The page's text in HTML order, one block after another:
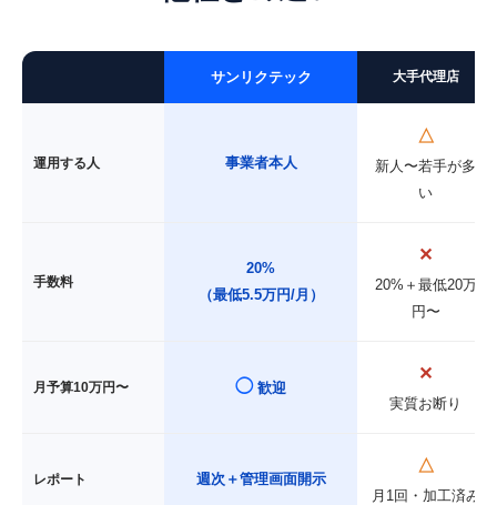
サンリクテック 大手代理店
運用する人 事業者本人
△
新人〜若手が多
い
手数料
20%
（最低5.5万円/月）
✕
20%＋最低20万
円〜
月予算10万円〜 ◯歓迎
✕
実質お断り
レポート 週次＋管理画面開示
△
月1回・加工済み